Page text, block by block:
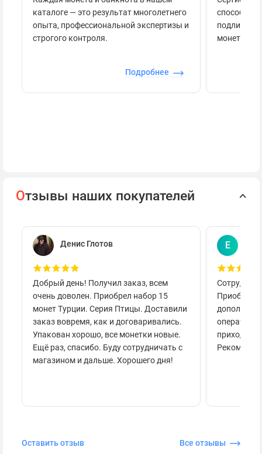
каталоге — это результат многолетнего
опыта, профессиональной экспертизы и
строгого контроля.
Подробнее
способов
монеты.
Отзывы наших покупателей
Денис Глотов
Добрый день! Получил заказ, всем
очень доволен. Приобрел набор 15
монет Турции. Серия Птицы. Доставили
заказ вовремя, как и договаривались.
Упакован хорошо, все монетки новые.
Ещё раз, спасибо. Буду сотрудничать с
магазином и дальше. Хорошего дня!
Е
приходило
Оставить отзыв Все отзывы